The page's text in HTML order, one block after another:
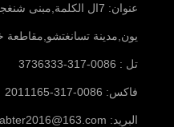
عنوان: 7ال
يون,مدينة تسانغتشو,مقاطعة
تل : 0086-317-3736333
فاكس: 0086-317-2011165
البريد: abter2016@163.com